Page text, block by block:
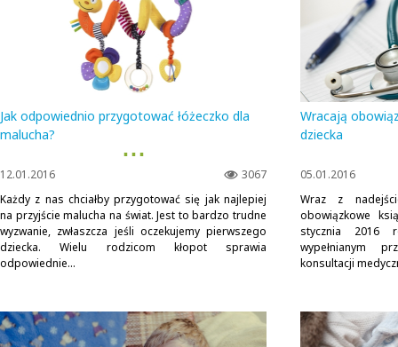
Jak odpowiednio przygotować łóżeczko dla
malucha?
▪ ▪ ▪
3067
12.01.2016
Każdy z nas chciałby przygotować się jak najlepiej
na przyjście malucha na świat. Jest to bardzo trudne
wyzwanie, zwłaszcza jeśli oczekujemy pierwszego
dziecka. Wielu rodzicom kłopot sprawia
odpowiednie...
Wracają
dziecka
05.01.2016
Wraz z
obowiązkowe
stycznia 2016
wypełnianym
konsultacji